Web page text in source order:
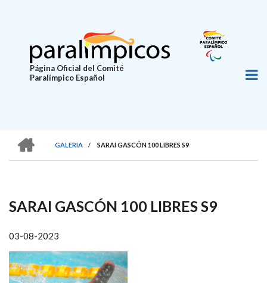
principal
Página Oficial del Comité
Paralímpico Español
SOBRESCRIBIR
DE
AYUDA
A
LA
NAVEGACIÓN
GALERIA
/ SARAI GASCÓN 100 LIBRES S9
SARAI GASCÓN 100 LIBRES S9
03-08-2023